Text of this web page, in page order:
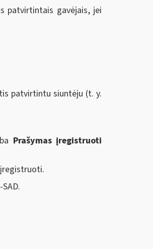
patvirtintais gavėjais, jei
patvirtintu siuntėju (t. y.
Prašymas įregistruoti